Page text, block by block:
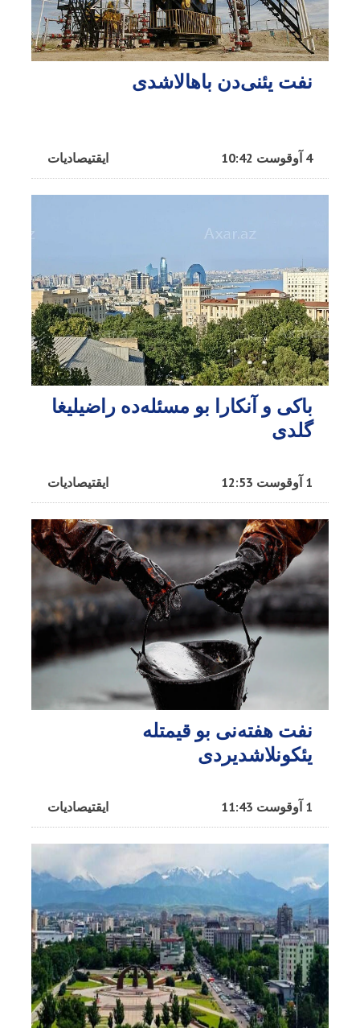
نفت یئنی‌دن باهالاشدی
ایقتیصادیات 4 آوقوست 10:42
باکی و آنکارا بو مسئله‌ده راضیلیغا
گلدی
ایقتیصادیات 1 آوقوست 12:53
نفت هفته‌نی بو قیمتله
یئکونلاشدیردی
ایقتیصادیات 1 آوقوست 11:43